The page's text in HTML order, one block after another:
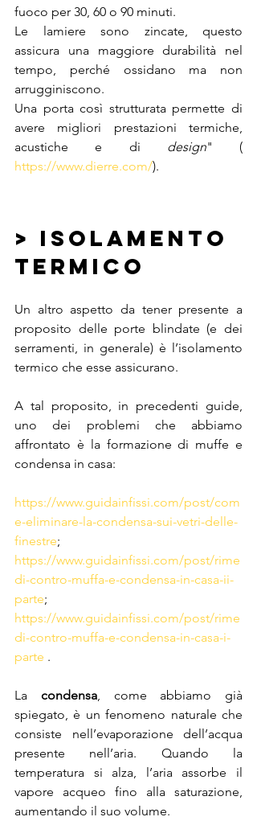
fuoco per 30, 60 o 90 minuti.
Le lamiere sono zincate, questo
assicura una maggiore durabilità nel
tempo, perché ossidano ma non
arrugginiscono.
Una porta così strutturata permette di
avere migliori prestazioni termiche,
acustiche e di design
https://www.dierre.com/).
> isolamento
termico
Un altro aspetto da tener presente a
proposito delle porte blindate (e dei
serramenti, in generale) è l’isolamento
termico che esse assicurano.
A tal proposito, in precedenti guide,
uno dei problemi che abbiamo
affrontato è la formazione di muffe e
condensa in casa:
https://www.guidainfissi.com/post/com
e-eliminare-la-condensa-sui-vetri-delle-
finestre;
https://www.guidainfissi.com/post/rime
di-contro-muffa-e-condensa-in-casa-ii-
parte;
https://www.guidainfissi.com/post/rime
di-contro-muffa-e-condensa-in-casa-i-
parte .
La condensa, come abbiamo già
spiegato, è un fenomeno naturale che
consiste nell’evaporazione dell’acqua
presente nell’aria. Quando la
temperatura si alza, l’aria assorbe il
vapore acqueo fino alla saturazione,
aumentando il suo volume.